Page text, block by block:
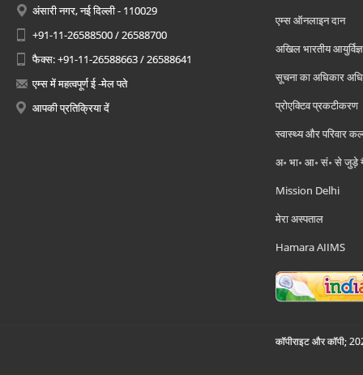
अंसारी नगर, नई दिल्ली - 110029
+91-11-26588500 / 26588700
फैक्स: +91-11-26588663 / 26588641
एम्स में महत्वपूर्ण ई -मेल पते
आपकी प्रतिक्रिया दें
एम्स ऑनलाइन दान
अखिल भारतीय
सूचना का अधिकार
प्रोएक्टिव प्रकटीकरण
स्वास्थ्य और परिवार
अ॰ भा॰ आ॰ सं॰ से जुड़े
Mission Delhi
मेरा अस्पताल
Hamara AIIMS
कॉपीराइट और कॉपी;